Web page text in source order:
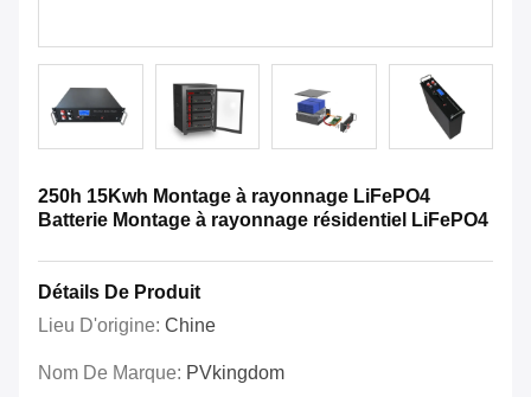
250h 15Kwh Montage à rayonnage LiFePO4
Batterie Montage à rayonnage résidentiel LiFePO4
Détails De Produit
Lieu D'origine: Chine
Nom De Marque: PVkingdom